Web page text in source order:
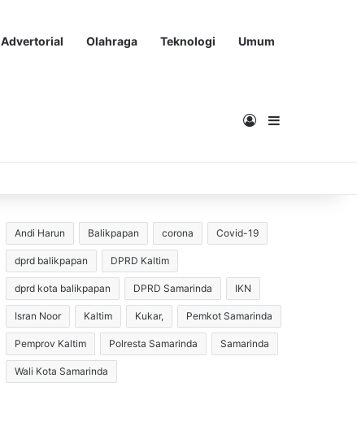
Advertorial Olahraga Teknologi Umum
MasukSidebar
Andi Harun Balikpapan corona Covid-19
dprd balikpapan DPRD Kaltim
dprd kota balikpapan DPRD Samarinda IKN
Isran Noor Kaltim Kukar, Pemkot Samarinda
Pemprov Kaltim Polresta Samarinda Samarinda
Wali Kota Samarinda